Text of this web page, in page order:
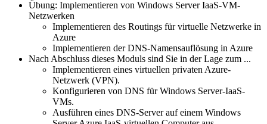
Übung: Implementieren von Windows Server IaaS-VM-
Netzwerken
Implementieren des Routings für virtuelle Netzwerke in
Azure
Implementieren der DNS-Namensauflösung in Azure
Nach Abschluss dieses Moduls sind Sie in der Lage zum ...
Implementieren eines virtuellen privaten Azure-
Netzwerk (VPN).
Konfigurieren von DNS für Windows Server-IaaS-
VMs.
Ausführen eines DNS-Server auf einem Windows